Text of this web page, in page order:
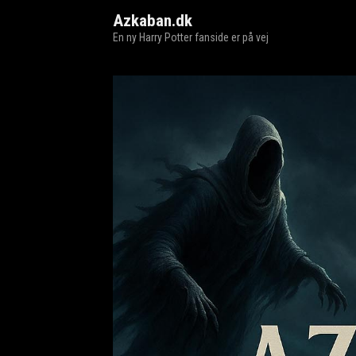
Azkaban.dk
En ny Harry Potter fanside er på vej